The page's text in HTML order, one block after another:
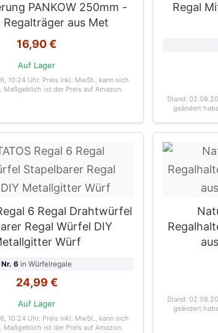
PANKOW 250mm -
Regalträger aus Met
16,90 €
Auf Lager
10:24 Uhr. Preis inkl. MwSt., kann sich
Maßgeblich ist der Preis auf Amazon.
Regal
Stand:
geändert
6 Regal Drahtwürfel
Regal Würfel DIY
Würf
Nr. 6 in Würfelregale
24,99 €
Auf Lager
10:24 Uhr. Preis inkl. MwSt., kann sich
Maßgeblich ist der Preis auf Amazon.
Stand:
geändert